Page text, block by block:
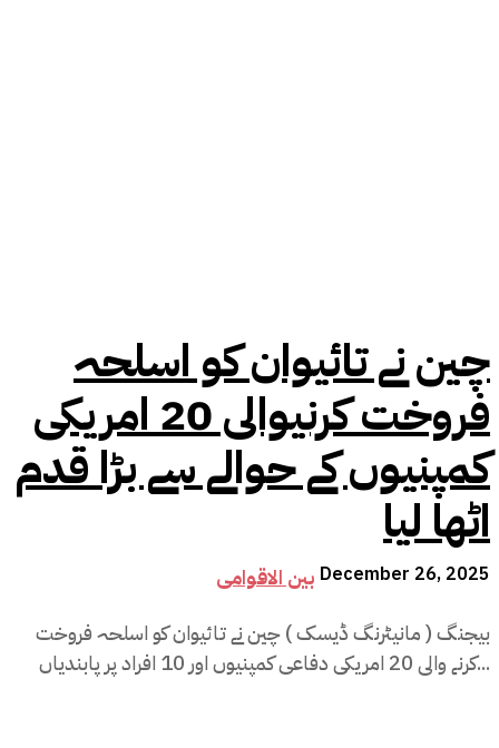
چین نے تائیوان کو اسلحہ
فروخت کرنیوالی 20 امریکی
کمپنیوں کے حوالے سے بڑا قدم
اٹھا لیا
بین الاقوامی December 26, 2025
بیجنگ ( مانیٹرنگ ڈیسک ) چین نے تائیوان کو اسلحہ فروخت
کرنے والی 20 امریکی دفاعی کمپنیوں اور 10 افراد پر پابندیاں...